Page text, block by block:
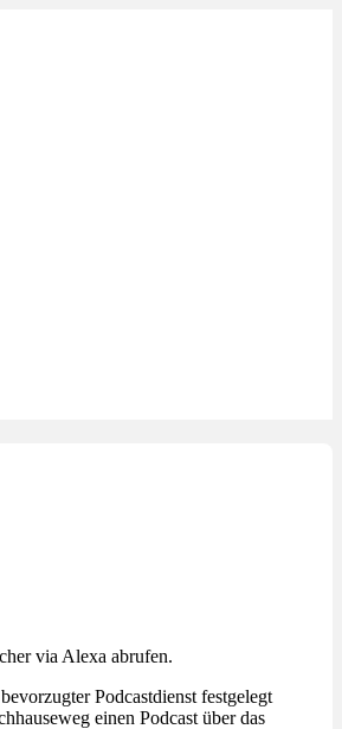
via Alexa abrufen.
Podcastdienst festgelegt
einen Podcast über das